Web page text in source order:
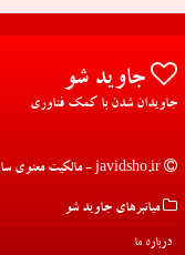
جاوید شو
جاویدان شدن با کمک فناوری
میانبرهای جاوید شو
درباره ما